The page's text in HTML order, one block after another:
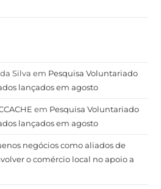
Silva em Pesquisa Voluntariado
lançados em agosto
em Pesquisa Voluntariado
lançados em agosto
negócios como aliados de
o comércio local no apoio a